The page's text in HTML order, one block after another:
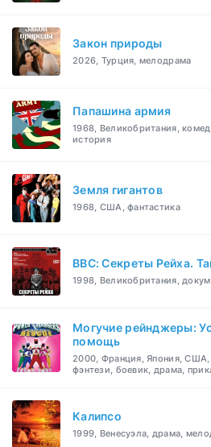
Закон природы
2026, Турция, мелодрама
Папашина армия
1968, Великобритания,
история
Земля гигантов
1968, США, фантастика
BBC: Секреты Рейха.
1998, Великобритания,
Могучие рейнджеры:
помощь
2000, Франция, Япония, США,
фэнтези, боевик, драма,
Калипсо
1999, Венесуэла, драма,